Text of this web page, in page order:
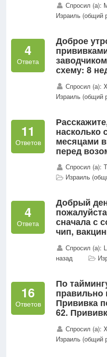
Спросил (а):
Израиль (общий
4
Ответа
Доброе
схему: 8
потом уже
бешенства
Спросил (а):
Израиль (общий
11
Ответов
насколько
месяцами
перед
лет назад...
Спросил (а):
Израиль
4
Ответа
Добрый
сначала с
чип,
поехать в
Спросил (а):
назад
16
Ответов
По
правильно
Прививка
62.
после 2
антитела4...
Спросил (а):
Израиль (общий